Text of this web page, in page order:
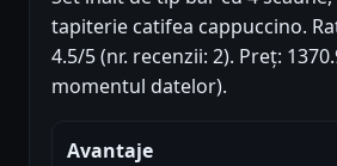
tapiterie catifea cappuccino.
4.5/5 (nr. recenzii: 2). Preț:
momentul datelor).
Avantaje